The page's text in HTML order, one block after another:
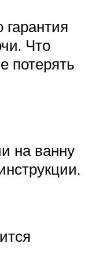
Что
потерять
на ванну